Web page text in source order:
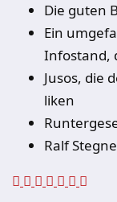
Die guten
Ein
Infostand,
Jusos, die
liken
Ralf